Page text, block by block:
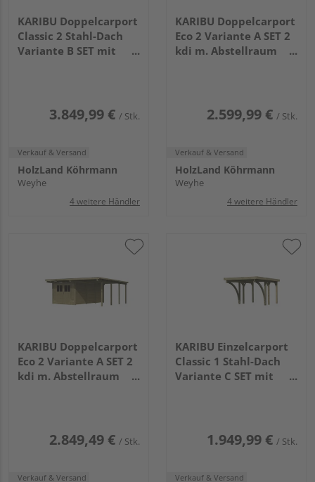
KARIBU Doppelcarport
Classic 2 Stahl-Dach
Variante B SET mit
3.849,99 € / Stk.
Verkauf & Versand
HolzLand Köhrmann
Weyhe
4 weitere Händler
KARIBU Doppelcarport
Eco 2 Variante A SET 2
kdi m. Abstellraum
2.599,99 € / Stk.
Verkauf & Versand
HolzLand Köhrmann
Weyhe
4 weitere Händler
KARIBU Doppelcarport
Eco 2 Variante A SET 2
kdi m. Abstellraum
2.849,49 € / Stk.
Verkauf & Versand
KARIBU Einzelcarport
Classic 1 Stahl-Dach
Variante C SET mit
1.949,99 € / Stk.
Verkauf & Versand